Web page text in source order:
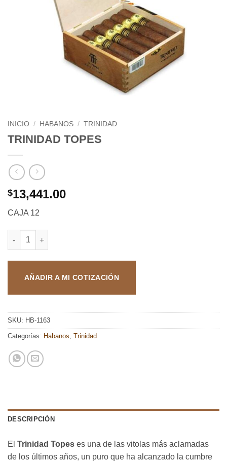
INICIO / HABANOS / TRINIDAD
TRINIDAD TOPES
$13,441.00
CAJA 12
TRINIDAD TOPES cantidad
AÑADIR A MI COTIZACIÓN
SKU: HB-1163
Categorías: Habanos, Trinidad
DESCRIPCIÓN
El Trinidad Topes es una de las vitolas más aclamadas
de los últimos años, un puro que ha alcanzado la cumbre